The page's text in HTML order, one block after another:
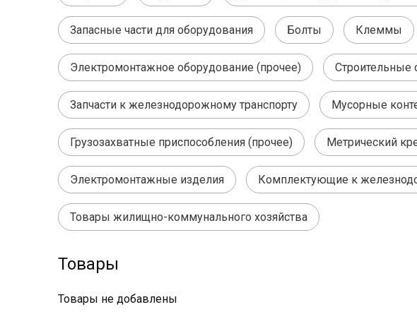
Запасные части для оборудования Болты Клеммы
Электромонтажное оборудование (прочее) Строительные
Запчасти к железнодорожному транспорту Мусорные
Грузозахватные приспособления (прочее) Метрический
Электромонтажные изделия Комплектующие к
Товары жилищно-коммунального хозяйства
Товары
Товары не добавлены